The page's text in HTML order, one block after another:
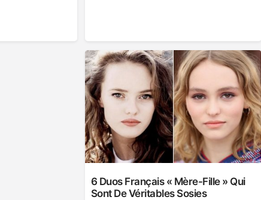
6 Duos Français « Mère-Fille » Qui
Sont De Véritables Sosies